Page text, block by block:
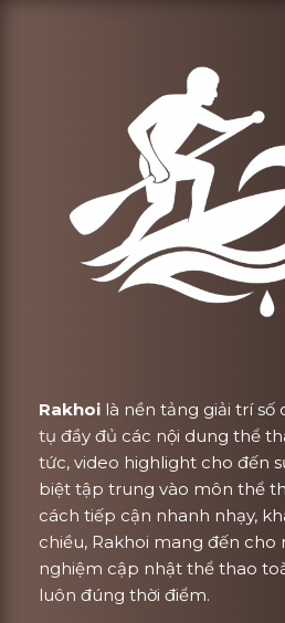
Rakhoi là nền tảng giải trí số
tụ đầy đủ các nội dung thể
tức, video highlight cho đến
biệt tập trung vào môn thể
cách tiếp cận nhanh nhạy,
chiều, Rakhoi mang đến cho
nghiệm cập nhật thể thao
luôn đúng thời điểm.